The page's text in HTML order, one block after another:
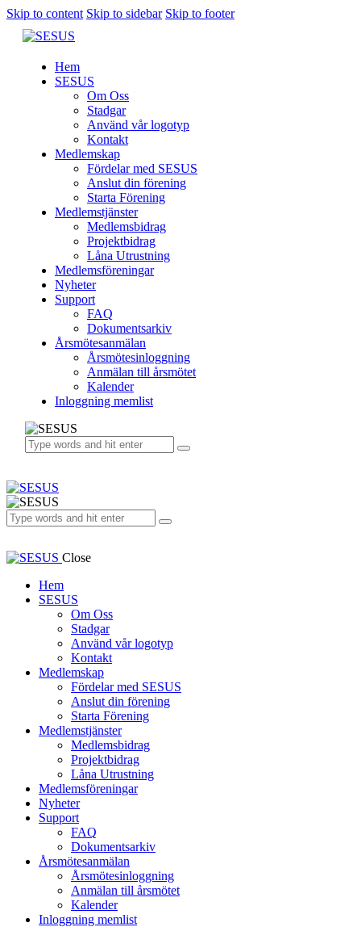
Skip to content Skip to sidebar Skip to footer
Hem
SESUS
Om Oss
Stadgar
Använd vår logotyp
Kontakt
Medlemskap
Fördelar med SESUS
Anslut din förening
Starta Förening
Medlemstjänster
Medlemsbidrag
Projektbidrag
Låna Utrustning
Medlemsföreningar
Nyheter
Support
FAQ
Dokumentsarkiv
Årsmötesanmälan
Årsmötesinloggning
Anmälan till årsmötet
Kalender
Inloggning memlist
Close
Hem
SESUS
Om Oss
Stadgar
Använd vår logotyp
Kontakt
Medlemskap
Fördelar med SESUS
Anslut din förening
Starta Förening
Medlemstjänster
Medlemsbidrag
Projektbidrag
Låna Utrustning
Medlemsföreningar
Nyheter
Support
FAQ
Dokumentsarkiv
Årsmötesanmälan
Årsmötesinloggning
Anmälan till årsmötet
Kalender
Inloggning memlist